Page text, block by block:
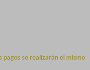
se realizarán el mismo